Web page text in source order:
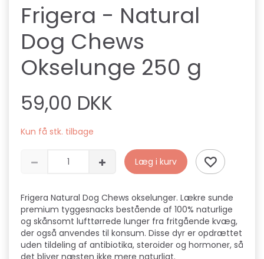
Frigera - Natural
Dog Chews
Okselunge 250 g
59,00 DKK
Kun få stk. tilbage
Læg i kurv
Frigera Natural Dog Chews okselunger. Lækre sunde
premium tyggesnacks bestående af 100% naturlige
og skånsomt lufttørrede lunger fra fritgående kvæg,
der også anvendes til konsum. Disse dyr er opdrættet
uden tildeling af antibiotika, steroider og hormoner, så